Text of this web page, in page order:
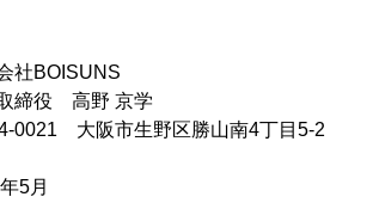
BOISUNS
締役 高野 京学
0021 大阪市生野区勝山南4丁目5-2
5月